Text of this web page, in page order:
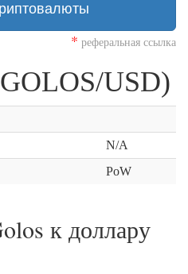
* реферальная ссылка
USD)
N/A
PoW
к доллару